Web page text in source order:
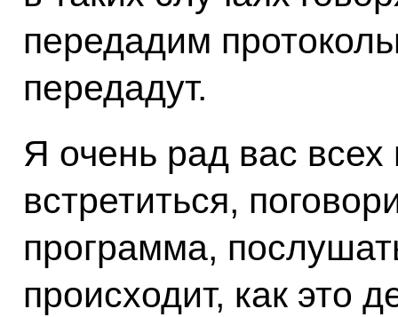
передадим
передадут.
Я очень рад вас
встретиться,
программа,
происходит, как это